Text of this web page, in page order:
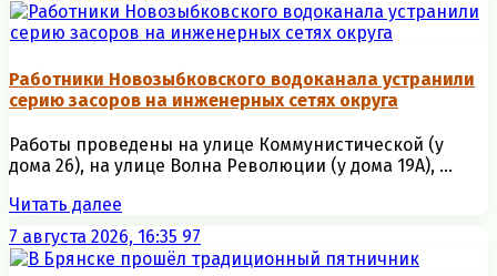
Работники Новозыбковского водоканала устранили
серию засоров на инженерных сетях округа
Работы проведены на улице Коммунистической (у
дома 26), на улице Волна Революции (у дома 19А), ...
Читать далее
7 августа 2026, 16:35 97